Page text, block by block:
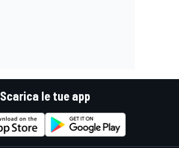
Scarica le tue app